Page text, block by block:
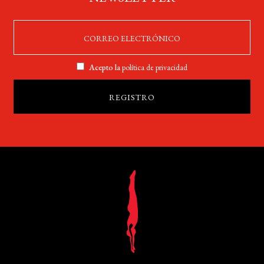
Acepto lapolítica de privacidad